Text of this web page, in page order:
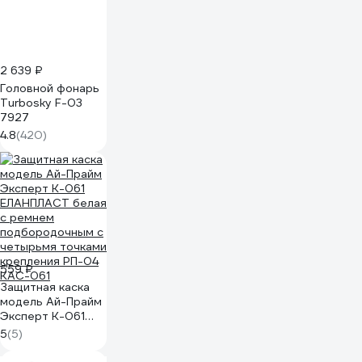
2 639 ₽
Головной фонарь
Turbosky F-03
7927
4.8(420)
559 ₽
Защитная каска
модель Ай-Прайм
Эксперт К-061
ЕЛАНПЛАСТ белая
с ремнем
5(5)